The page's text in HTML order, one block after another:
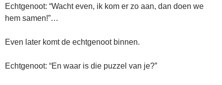
Echtgenoot: “Wacht even, ik kom er zo aan, dan doen we
hem samen!”…
Even later komt de echtgenoot binnen.
Echtgenoot: “En waar is die puzzel van je?”